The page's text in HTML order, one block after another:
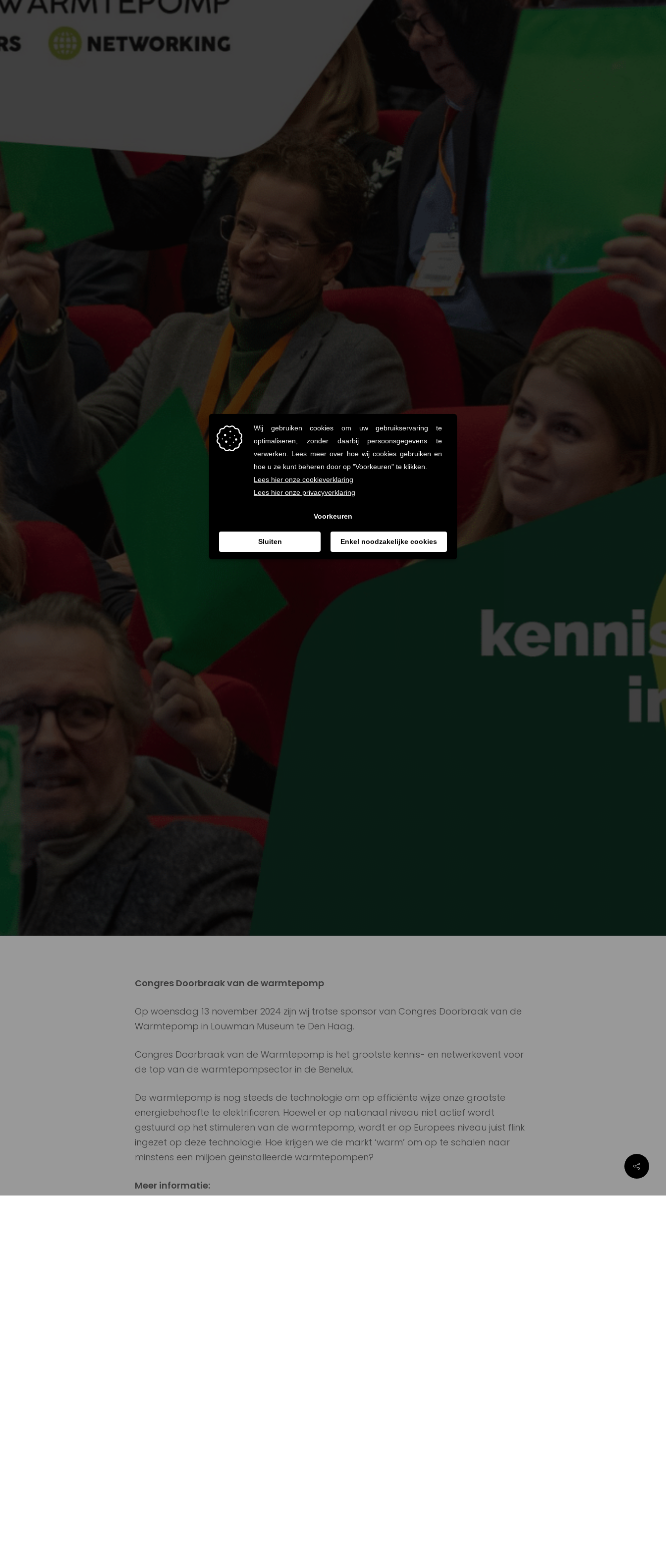
Congres Doorbraak van de warmtepomp
Op woensdag 13 november 2024 zijn wij trotse sponsor van Congres Doorbraak van de
Warmtepomp in Louwman Museum te Den Haag.
Congres Doorbraak van de Warmtepomp is het grootste kennis- en netwerkevent voor
de top van de warmtepompsector in de Benelux.
De warmtepomp is nog steeds de technologie om op efficiënte wijze onze grootste
energiebehoefte te elektrificeren. Hoewel er op nationaal niveau niet actief wordt
gestuurd op het stimuleren van de warmtepomp, wordt er op Europees niveau juist flink
ingezet op deze technologie. Hoe krijgen we de markt ‘warm’ om op te schalen naar
minstens een miljoen geïnstalleerde warmtepompen?
Meer informatie: